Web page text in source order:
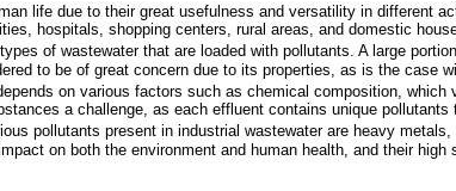
life due to their great usefulness and versatility in different
hospitals, shopping centers, rural areas, and domestic
of wastewater that are loaded with pollutants. A large
to be of great concern due to its properties, as is the case
on various factors such as chemical composition, which
a challenge, as each effluent contains unique pollutants
pollutants present in industrial wastewater are heavy metals,
on both the environment and human health, and their high